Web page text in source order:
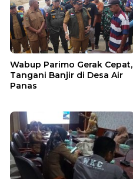
Wabup Parimo Gerak Cepat,
Tangani Banjir di Desa Air
Panas